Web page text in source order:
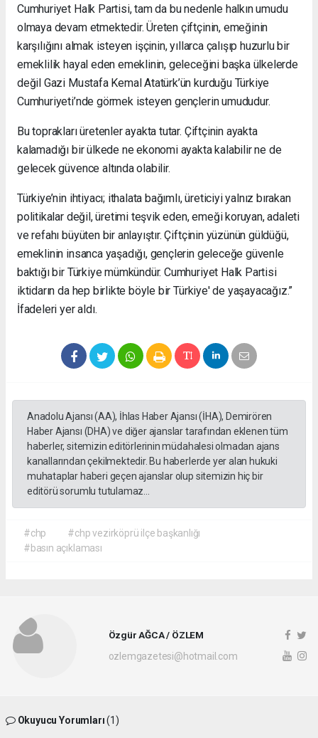
Cumhuriyet Halk Partisi, tam da bu nedenle halkın umudu
olmaya devam etmektedir. Üreten çiftçinin, emeğinin
karşılığını almak isteyen işçinin, yıllarca çalışıp huzurlu bir
emeklilik hayal eden emeklinin, geleceğini başka ülkelerde
değil Gazi Mustafa Kemal Atatürk’ün kurduğu Türkiye
Cumhuriyeti’nde görmek isteyen gençlerin umududur.
Bu toprakları üretenler ayakta tutar. Çiftçinin ayakta
kalamadığı bir ülkede ne ekonomi ayakta kalabilir ne de
gelecek güvence altında olabilir.
Türkiye’nin ihtiyacı; ithalata bağımlı, üreticiyi yalnız bırakan
politikalar değil, üretimi teşvik eden, emeği koruyan, adaleti
ve refahı büyüten bir anlayıştır. Çiftçinin yüzünün güldüğü,
emeklinin insanca yaşadığı, gençlerin geleceğe güvenle
baktığı bir Türkiye mümkündür. Cumhuriyet Halk Partisi
iktidarın da hep birlikte böyle bir Türkiye' de yaşayacağız.”
İfadeleri yer aldı.
Anadolu Ajansı (AA), İhlas Haber Ajansı (İHA), Demirören
Haber Ajansı (DHA) ve diğer ajanslar tarafından eklenen tüm
haberler, sitemizin editörlerinin müdahalesi olmadan ajans
kanallarından çekilmektedir. Bu haberlerde yer alan hukuki
muhataplar haberi geçen ajanslar olup sitemizin hiç bir
editörü sorumlu tutulamaz...
#chp
#chp vezirköprü ilçe başkanlığı
#basın açıklaması
Özgür AĞCA / ÖZLEM
ozlemgazetesi@hotmail.com
Okuyucu Yorumları(1)